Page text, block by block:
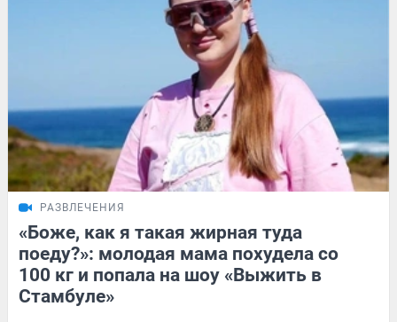
РАЗВЛЕЧЕНИЯ
«Боже, как я такая жирная туда
поеду?»: молодая мама похудела со
100 кг и попала на шоу «Выжить в
Стамбуле»